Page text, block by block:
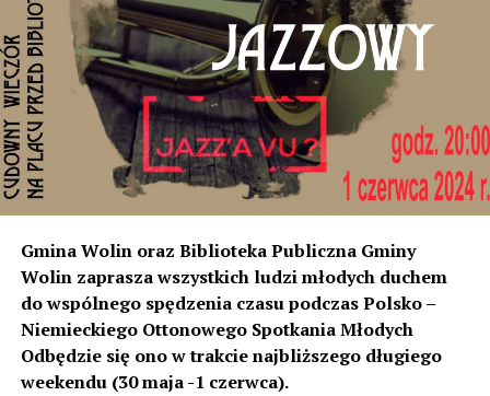
miejscowości od strony Świnoujścia, czyli tam
rozumiemy, że natężenie dźwięku wystarczyło do ich
instalacji, to na tym odcinku generują dokładnie ten sam
poziom dźwięku co tam. Sprawdzałyśmy, że odległość
naszych nieruchomości od drogi jest taka sama, a nawet
w stosunku do niektórych mniejsza niż tych, które są na
początku miejscowości chronione ekranami – mówi
Jolanta Podhajska.
Przedstawiciel GDDKiA mówi, że po roku od oddania
inwestycji będzie przeprowadzona ponowna analiza
hałasu, jeśli decybeli będzie więcej niż sądzono –
wówczas ekrany zostaną zamontowane.
– Jeżeli wyjdzie na to, że są przekroczone normy, to
Gmina Wolin oraz Biblioteka Publiczna Gminy
Wolin zaprasza wszystkich ludzi młodych duchem
do wspólnego spędzenia czasu podczas Polsko –
Niemieckiego Ottonowego Spotkania Młodych
Odbędzie się ono w trakcie najbliższego długiego
weekendu (30 maja -1 czerwca).